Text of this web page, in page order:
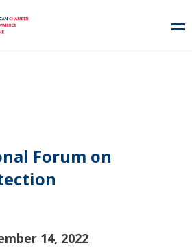
Forum on
14, 2022